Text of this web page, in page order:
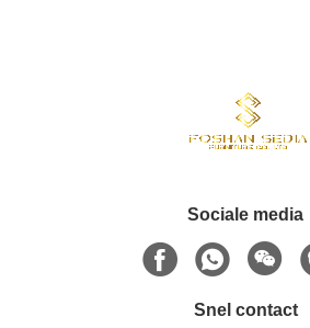
Sociale media
Snel contact